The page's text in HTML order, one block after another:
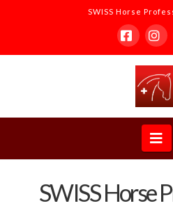
SWISS Horse
Horse
SWISS Horse